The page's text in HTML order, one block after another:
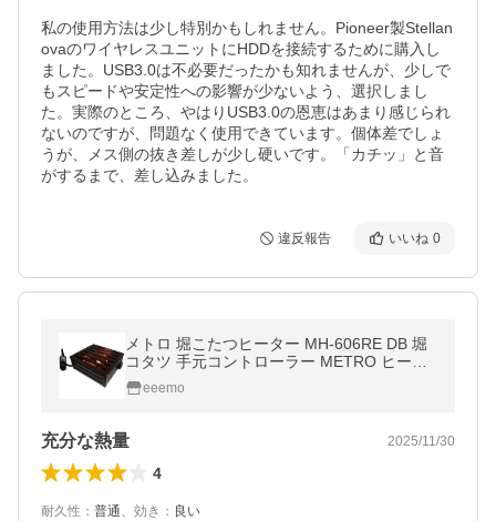
私の使用方法は少し特別かもしれません。Pioneer製Stellan
ovaのワイヤレスユニットにHDDを接続するために購入し
ました。USB3.0は不必要だったかも知れませんが、少しで
もスピードや安定性への影響が少ないよう、選択しまし
た。実際のところ、やはりUSB3.0の恩恵はあまり感じられ
ないのですが、問題なく使用できています。個体差でしょ
うが、メス側の抜き差しが少し硬いです。「カチッ」と音
がするまで、差し込みました。
違反報告 いいね 0
メトロ 堀こたつヒーター MH-606RE DB 堀
コタツ 手元コントローラー METRO ヒータ
ー こたつ 堀こたつ 炬燵 コタツ 暖房 ヒータ
ーユニット 取替用 取替
eeemo
充分な熱量 2025/11/30
4
耐久性 ： 普通、 効き ： 良い